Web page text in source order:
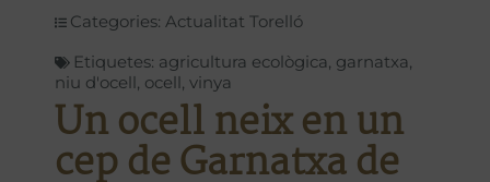
Categories: Actualitat Torelló
Etiquetes: agricultura ecològica, garnatxa,
niu d'ocell, ocell, vinya
Un ocell neix en un
cep de Garnatxa de